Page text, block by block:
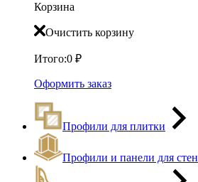
Корзина
Очистить корзину
Итого:0 ₽
Оформить заказ
Профили для плитки
Профили и панели для стен